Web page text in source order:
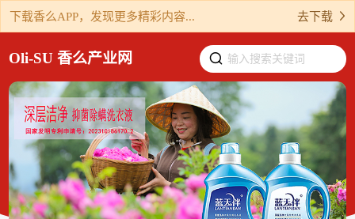
下载香么APP，发现更多精彩内容... 去下载
Oli-SU 香么产业网 输入搜索关键词